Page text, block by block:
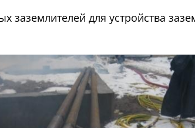
заземлителей для устройства